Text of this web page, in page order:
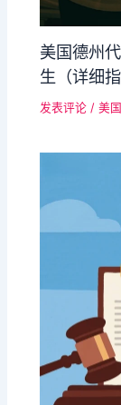
美国​德州
生（详细指
发表评论 /美